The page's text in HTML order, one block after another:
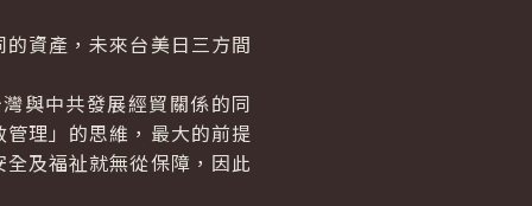
資產，未來台美日三方間
與中共發展經貿關係的同
理」的思維，最大的前提
及福祉就無從保障，因此